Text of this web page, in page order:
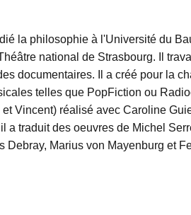
la philosophie à l'Université du
national de Strasbourg. Il
documentaires. Il a créé pour la
telles que PopFiction ou
Vincent) réalisé avec Caroline
a traduit des oeuvres de Michel
Debray, Marius von Mayenburg et